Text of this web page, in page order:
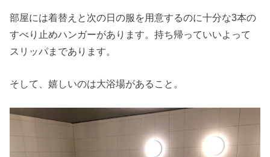
部屋には着替えと次の日の服を用意するのに十分な3本の
すべり止めハンガーがあります。持ち帰っていいよって
スリッパまであります。
そして、嬉しいのは大浴場があること。